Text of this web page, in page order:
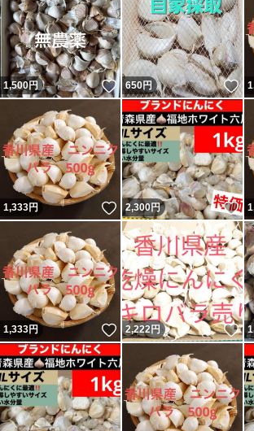
#薬味
#無農薬
種類...ニンニク
特徴...栽培期間中農薬不使用
量...1kg
1,500円 いいね！
650円
1,333円 いいね！
2,300円
1,333円 いいね！
2,222円